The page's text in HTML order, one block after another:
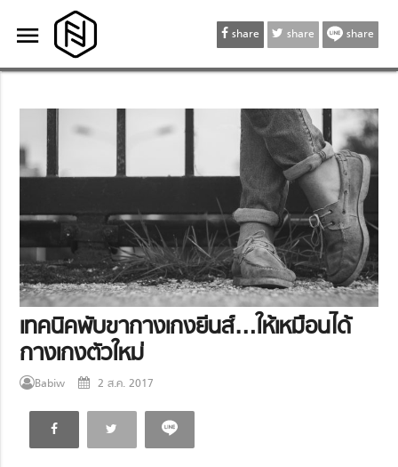
menu
menu share share share
เทคนิคพับขากางเกงยีนส์…ให้เหมือนได้
กางเกงตัวใหม่
Babiw 2 ส.ค. 2017